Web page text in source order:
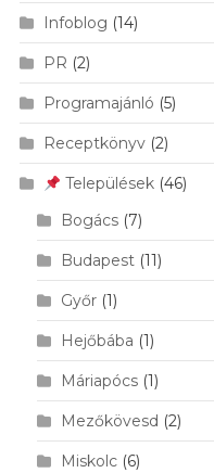
Infoblog (14)
PR (2)
Programajánló (5)
Receptkönyv(2)
Települések(46)
Bogács(7)
Budapest(11)
Győr(1)
Hejőbába (1)
Máriapócs(1)
Mezőkövesd (2)
Miskolc(6)